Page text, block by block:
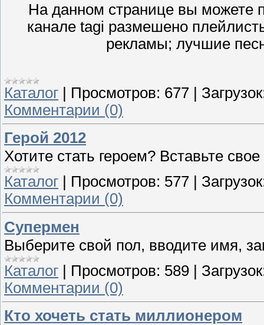
На данном странице вы можете
канале tagi размешено
рекламы; лучшие
Каталог | Просмотров: 677 |
Комментарии (0)
Герой 2012
Хотите стать героем? Вставьте
Каталог
Просмотров: 577
Комментарии (0)
Супермен
Выберите свой пол, вводите имя,
Каталог | Просмотров: 589 |
Комментарии (0)
Кто хочеть стать миллионером